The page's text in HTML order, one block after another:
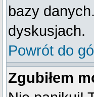
bazy
dyskusjach.
Powrót do
Zgubiłem